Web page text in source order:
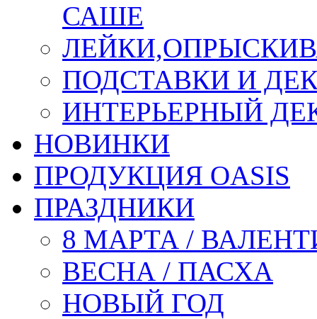
САШЕ
ПОДСТАВКИ И
ИНТЕРЬЕРНЫЙ
НОВИНКИ
ПРОДУКЦИЯ OASIS
ПРАЗДНИКИ
8 МАРТА /
ВЕСНА / ПАСХА
НОВЫЙ ГОД